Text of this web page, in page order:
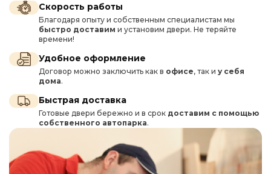
Скорость работы
Благодаря опыту и собственным специалистам мы
быстро доставим и установим двери. Не теряйте
времени!
Удобное оформление
Договор можно заключить как в офисе, так и у себя
дома.
Быстрая доставка
Готовые двери бережно и в срок доставим с помощью
собственного автопарка.